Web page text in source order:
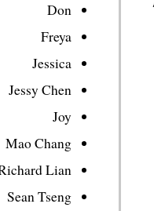
Don
Freya
Jessica
Jessy Chen
Joy
Mao Chang
Lian
Sean Tseng